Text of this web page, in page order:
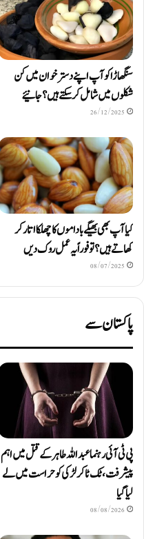
سنگھاڑا کو آپ اپنے دستر خوان میں کن
شکلوں میں شامل کرسکتے ہیں ؟ جانیئے
26/12/2025
کیا آپ بھی بھیگے باداموں کا چھلکا اتار کر
کھاتے ہیں؟ تو فوراً یہ عمل روک دیں
08/07/2025
پاکستان سے
پی ٹی آئی رہنما عبداللہ طاہر کے قتل میں اہم
پیشرفت، ٹک ٹاکر لڑکی کو حراست میں لے
لیا گیا
08/08/2026